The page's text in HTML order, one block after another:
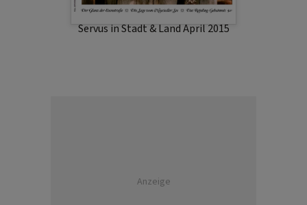
Servus in Stadt & Land April 2015
Anzeige